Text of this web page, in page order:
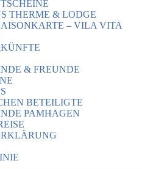
THERME & LODGE
– VILA VITA
& FREUNDE
BETEILIGTE
PAMHAGEN